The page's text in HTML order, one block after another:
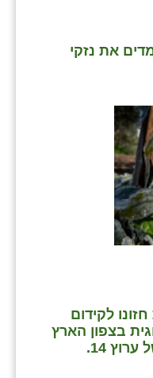
את נזקי
לקידום
בצפון הארץ
14.